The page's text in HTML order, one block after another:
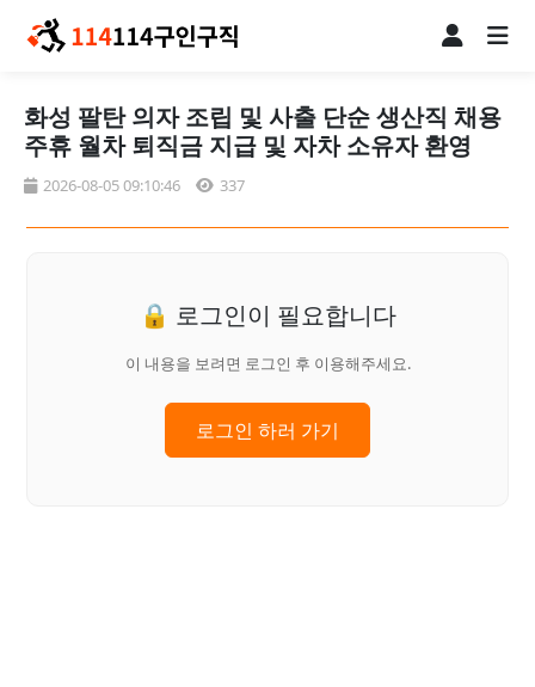
화성 팔탄 의자 조립 및 사출 단순 생산직 채용
주휴 월차 퇴직금 지급 및 자차 소유자 환영
2026-08-05 09:10:46 337
🔒 로그인이 필요합니다
이 내용을 보려면 로그인 후 이용해주세요.
로그인 하러 가기